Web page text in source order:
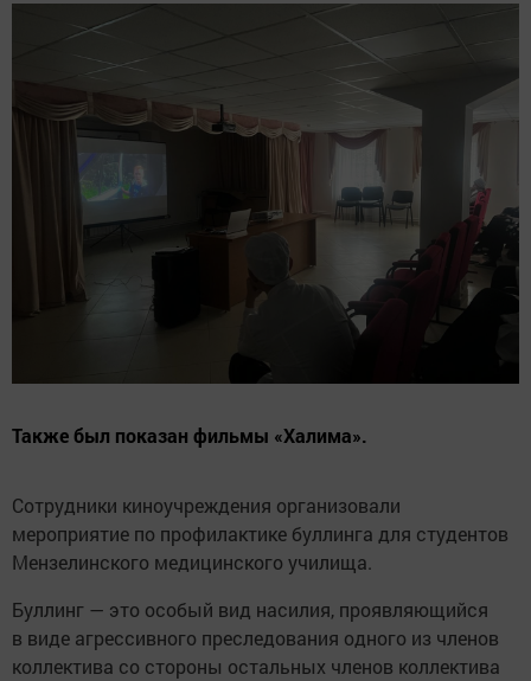
Также был показан фильмы «Халима».
Сотрудники киноучреждения организовали
мероприятие по профилактике буллинга для студентов
Мензелинского медицинского училища.
Буллинг — это особый вид насилия, проявляющийся
в виде агрессивного преследования одного из членов
коллектива со стороны остальных членов коллектива